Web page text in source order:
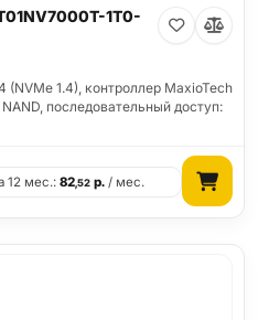
1T0-
(NVMe 1.4), контроллер MaxioTech
последовательный доступ:
12 мес.:82,52 р. / мес.